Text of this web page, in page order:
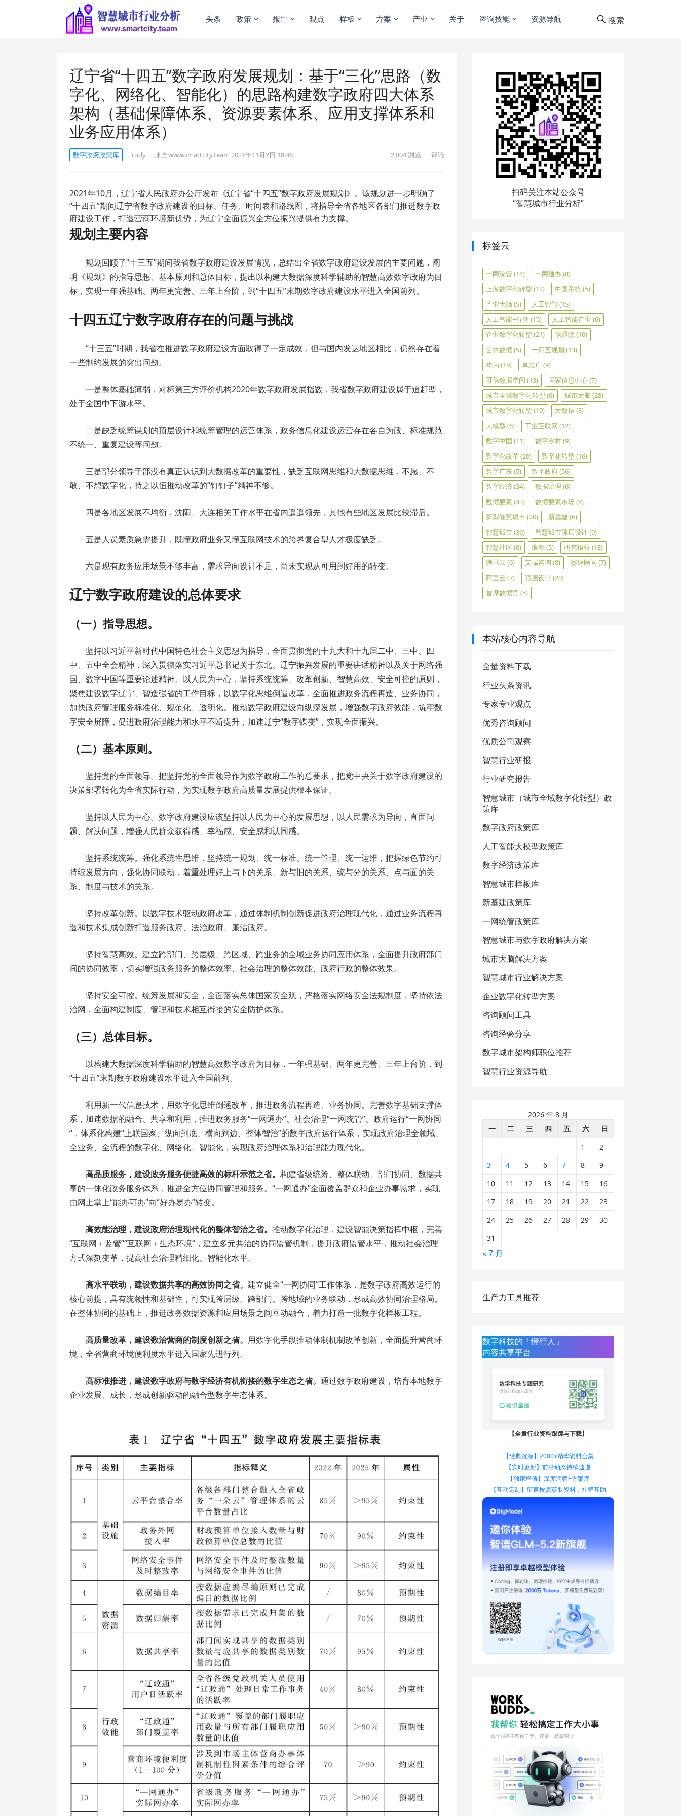
头条 政策 报告 观点 样板 方案 产业 关于 咨询技能 资源导航 搜索
辽宁省“十四五”数字政府发展规划：基于“三化”思路（数
字化、网络化、智能化）的思路构建数字政府四大体系
架构（基础保障体系、资源要素体系、应用支撑体系和
业务应用体系）
数字政府政策库 rudy 来自www.smartcity.team 2021年11月2日 18:48 2,804浏览 评论
2021年10月，辽宁省人民政府办公厅发布《辽宁省“十四五”数字政府发展规划》。该规划进一步明确了
“十四五”期间辽宁省数字政府建设的目标、任务、时间表和路线图，将指导全省各地区各部门推进数字政
府建设工作，打造营商环境新优势，为辽宁全面振兴全方位振兴提供有力支撑。
规划主要内容
规划回顾了“十三五”期间我省数字政府建设发展情况，总结出全省数字政府建设发展的主要问题，阐
明《规划》的指导思想、基本原则和总体目标，提出以构建大数据深度科学辅助的智慧高效数字政府为目
标，实现一年强基础、两年更完善、三年上台阶，到“十四五”末期数字政府建设水平进入全国前列。
十四五辽宁数字政府存在的问题与挑战
“十三五”时期，我省在推进数字政府建设方面取得了一定成效，但与国内发达地区相比，仍然存在着
一些制约发展的突出问题。
一是整体基础薄弱，对标第三方评价机构2020年数字政府发展指数，我省数字政府建设属于追赶型，
处于全国中下游水平。
二是缺乏统筹谋划的顶层设计和统筹管理的运营体系，政务信息化建设运营存在各自为政、标准规范
不统一、重复建设等问题。
三是部分领导于部没有真正认识到大数据改革的重要性，缺乏互联网思维和大数据思维，不愿、不
敢、不想数字化，持之以恒推动改革的“钉钉子”精神不够。
四是各地区发展不均衡，沈阳、大连相关工作水平在省内遥遥领先，其他有些地区发展比较滞后。
五是人员素质急需提升，既懂政府业务又懂互联网技术的跨界复合型人才极度缺乏。
六是现有政务应用场景不够丰富，需求导向设计不足，尚未实现从可用到好用的转变。
辽宁数字政府建设的总体要求
（一）指导思想。
坚持以习近平新时代中国特色社会主义思想为指导，全面贯彻党的十九大和十九届二中、三中、四
中、五中全会精神，深入贯彻落实习近平总书记关于东北、辽宁振兴发展的重要讲话精神以及关于网络强
国、数字中国等重要论述精神。以人民为中心，坚持系统统筹、改革创新、智慧高效、安全可控的原则，
聚焦建设数字辽宁、智造强省的工作目标，以数字化思维倒逼改革，全面推进政务流程再造、业务协同，
加快政府管理服务标准化、规范化、透明化。推动数字政府建设向纵深发展，增强数字政府效能，筑牢数
字安全屏障，促进政府治理能力和水平不断提升，加速辽宁“数字蝶变”，实现全面振兴。
（二）基本原则。
坚持党的全面领导。把坚持党的全面领导作为数字政府工作的总要求，把党中央关于数字政府建设的
决策部署转化为全省实际行动，为实现数字政府高质量发展提供根本保证。
坚持以人民为中心。数字政府建设应该坚持以人民为中心的发展思想，以人民需求为导向，直面问
题、解决问题，增强人民群众获得感、幸福感、安全感和认同感。
坚持系统统筹。强化系统性思维，坚持统一规划、统一标准、统一管理、统一运维，把握绿色节约可
持续发展方向，强化协同联动，着重处理好上与下的关系、新与旧的关系、统与分的关系、点与面的关
系、制度与技术的关系。
坚持改革创新。以数字技术驱动政府改革，通过体制机制创新促进政府治理现代化，通过业务流程再
造和技术集成创新打造服务政府、法治政府、廉洁政府。
坚持智慧高效。建立跨部门、跨层级、跨区域、跨业务的全域业务协同应用体系，全面提升政府部门
间的协同效率，切实增强政务服务的整体效率、社会治理的整体效能、政府行政的整体效果。
坚持安全可控。统筹发展和安全，全面落实总体国家安全观，严格落实网络安全法规制度，坚持依法
治网，全面构建制度、管理和技术相互衔接的安全防护体系。
（三）总体目标。
以构建大数据深度科学辅助的智慧高效数字政府为目标，一年强基础、两年更完善、三年上台阶，到
“十四五”末期数字政府建设水平进入全国前列。
利用新一代信息技术，用数字化思维倒遥改革，推进政务流程再造、业务协同。完善数字基础支撑体
系，加速数据的融合、共享和利用，推进政务服务“一网通办”、社会治理“一网统管”、政府运行“一网协同
“，体系化构建“上联国家、纵向到底、横向到边、整体智治”的数字政府运行体系，实现政府治理全领域、
全业务、全流程的数字化、网络化、智能化，实现政府治理体系和治理能力现代化。
高品质服务，建设政务服务便捷高效的标杆示范之省。 构建省级统筹、整体联动、部门协同、数据共
享的一体化政务服务体系，推进全方位协同管理和服务。“一网通办”全面覆盖群众和企业办事需求，实现
由网上掌上“能办可办”向“好办易办”转变。
高效能治理，建设政府治理现代化的整体智治之省。 推动数字化治理，建设智能决策指挥中枢，完善
“互联网＋监管”“互联网＋生态环境“，建立多元共治的协同监管机制，提升政府监管水平，推动社会治理
方式深刻变革，提高社会治理精细化、智能化水平。
高水平联动，建设数据共享的高效协同之省。 建立健全“一网协同“工作体系，是数字政府高效运行的
核心前提，具有统领性和基础性，可实现跨层级、跨部门、跨地域的业务联动，形成高效协同治理格局。
在整体协同的基础上，推进政务数据资源和应用场景之间互动融合，着力打造一批数字化样板工程。
高质量改革，建设数治营商的制度创新之省。 用数字化手段推动体制机制改革创新，全面提升营商环
境，全省营商环境便利度水平进入国家先进行列。
高标准推进，建设数字政府与数字经济有机衔接的数字生态之省。 通过数字政府建设，培育本地数字
企业发展、成长，形成创新驱动的融合型数字生态体系。
扫码关注本站公众号
“智慧城市行业分析”
标签云
一网统管(14) 一网通办(8)
上海数字化转型 (12) 中国系统(5)
产业大脑 (5) 人工智能(15)
人工智能+行动 (15) 人工智能产业 (6)
企业数字化转型 (21) 信通院(10)
公共数据(5) 十四五规划 (13)
华为 (19) 单志广(9)
可信数据空间 (13) 国家信息中心(7)
城市全域数字化转型 (6) 城市大脑 (28)
城市数字化转型 (10) 大数据(8)
大模型 (6) 工业互联网 (12)
数字中国 (11) 数字乡村(9)
数字化改革(20) 数字化转型 (16)
数字广东(5) 数字政府(56)
数字经济(34) 数据治理 (6)
数据要素(43) 数据要素市场 (8)
新型智慧城市(20) 新基建 (6)
智慧城市(36) 智慧城市顶层设计(9)
智慧社区 (6) 浪潮(5) 研究报告(13)
腾讯云 (6) 艾瑞咨询 (8) 赛迪顾问 (7)
阿里云 (7) 顶层设计(20)
首席数据官 (5)
本站核心内容导航
全量资料下载
行业头条资讯
专家专业观点
优秀咨询顾问
优质公司观察
智慧行业研报
行业研究报告
智慧城市（城市全域数字化转型）政
策库
数字政府政策库
人工智能大模型政策库
数字经济政策库
智慧城市样板库
新基建政策库
一网统管政策库
智慧城市与数字政府解决方案
城市大脑解决方案
智慧城市行业解决方案
企业数字化转型方案
咨询顾问工具
咨询经验分享
数字城市架构师职位推荐
智慧行业资源导航
2026 年 8 月
一
二 三 四 五 六
日
1
2
3
4 5 6 7 8
9
10
11 12 13 14 15
16
17
18 19 20 21 22
23
24
25 26 27 28 29
30
31
« 7 月
生产力工具推荐
数字科技的「懂行人」
内容共享平台
【全量行业资料跟踪与下载】
【经典沉淀】2000+精华资料合集
【实时更新】前沿动态持续速递
【独家增值】深度洞察+方案库
【互动定制】留言按需获取资料，社群互助